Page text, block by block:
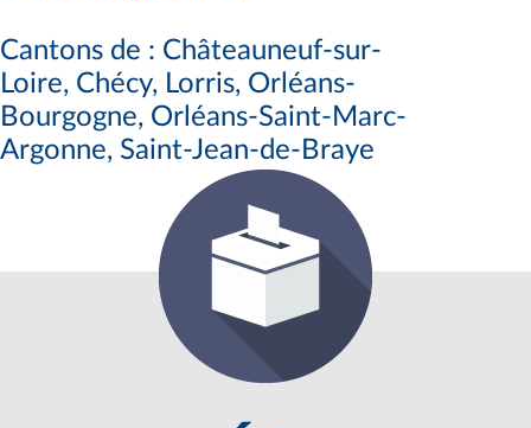
Cantons de : Châteauneuf-sur-
Loire, Chécy, Lorris, Orléans-
Bourgogne, Orléans-Saint-Marc-
Argonne, Saint-Jean-de-Braye